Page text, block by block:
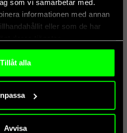
som vi samarbetar med.
informationen med annan
eller som de har
Tillåt alla
Avvisa